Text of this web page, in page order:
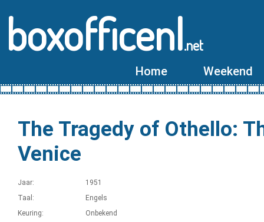
boxofficenl.net
Home Weekend
The Tragedy of Othello:
Venice
Jaar:
1951
Taal:
Engels
Keuring:
Onbekend